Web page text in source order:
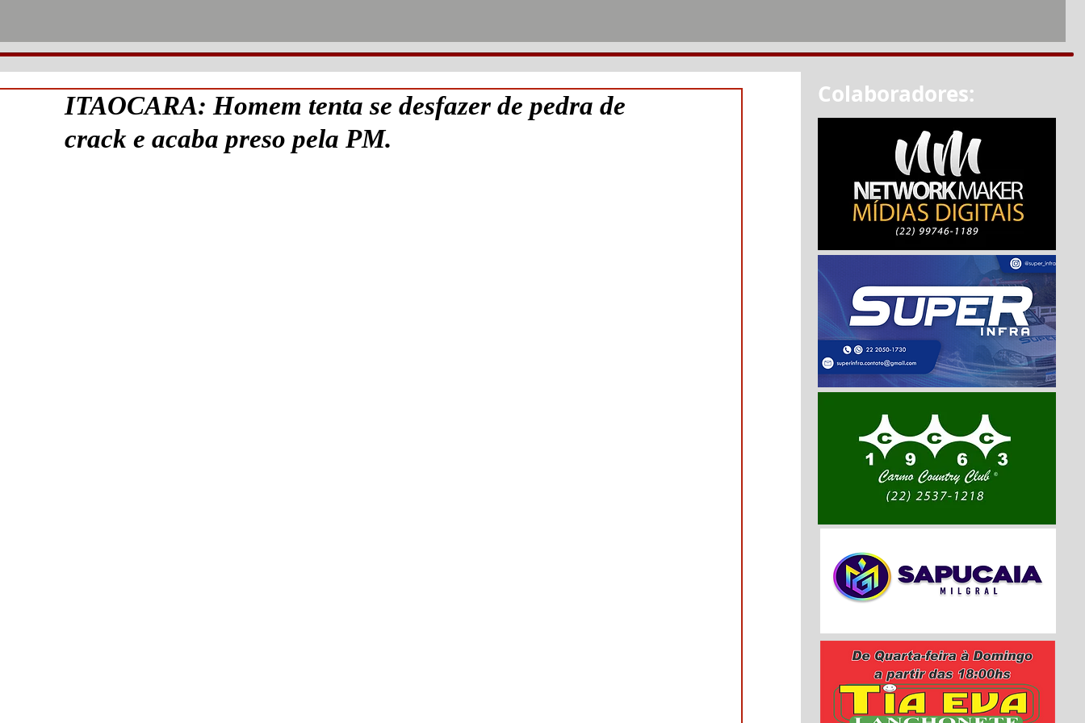
ITAOCARA: Homem tenta se desfazer de pedra de
crack e acaba preso pela PM.
Colaboradores: